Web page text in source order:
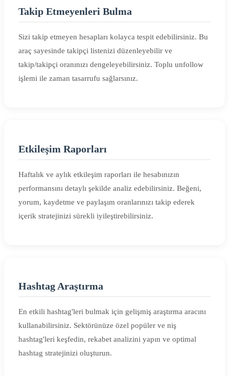
Takip Etmeyenleri Bulma
Sizi takip etmeyen hesapları kolayca tespit edebilirsiniz. Bu
araç sayesinde takipçi listenizi düzenleyebilir ve
takip/takipçi oranınızı dengeleyebilirsiniz. Toplu unfollow
işlemi ile zaman tasarrufu sağlarsınız.
Etkileşim Raporları
Haftalık ve aylık etkileşim raporları ile hesabınızın
performansını detaylı şekilde analiz edebilirsiniz. Beğeni,
yorum, kaydetme ve paylaşım oranlarınızı takip ederek
içerik stratejinizi sürekli iyileştirebilirsiniz.
Hashtag Araştırma
En etkili hashtag'leri bulmak için gelişmiş araştırma aracını
kullanabilirsiniz. Sektörünüze özel popüler ve niş
hashtag'leri keşfedin, rekabet analizini yapın ve optimal
hashtag stratejinizi oluşturun.